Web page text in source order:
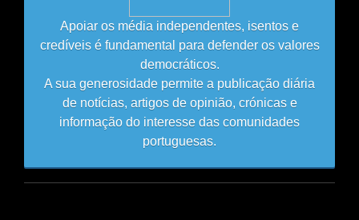
Apoiar os média independentes, isentos e
credíveis é fundamental para defender os valores
democráticos.
A sua generosidade permite a publicação diária
de notícias, artigos de opinião, crónicas e
informação do interesse das comunidades
portuguesas.